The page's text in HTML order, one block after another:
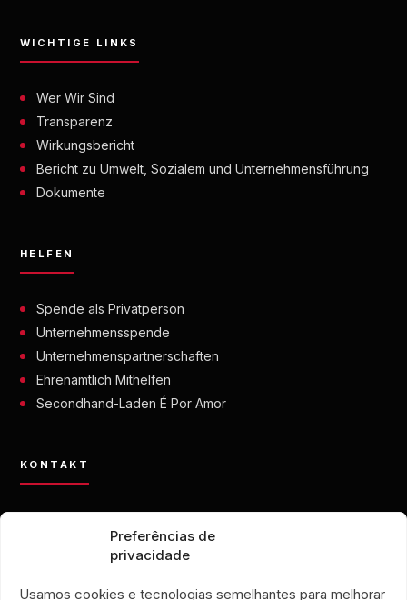
Preferências de
privacidade
Usamos cookies e tecnologias semelhantes para melhorar
WICHTIGE LINKS
Wer Wir Sind
Transparenz
Wirkungsbericht
Bericht zu Umwelt, Sozialem und Unternehmensführung
Dokumente
HELFEN
Spende als Privatperson
Unternehmensspende
Unternehmenspartnerschaften
Ehrenamtlich Mithelfen
Secondhand-Laden É Por Amor
KONTAKT
+55 21 99028-9090
ONG É POR AMOR